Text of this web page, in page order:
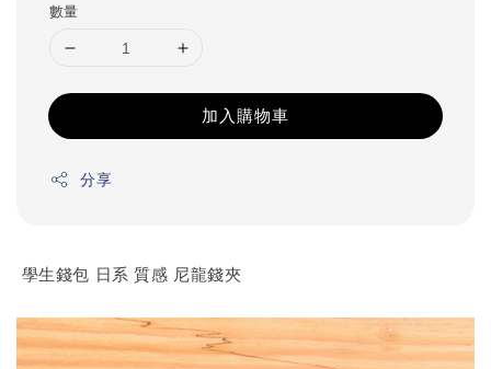
數量
加入購物車
分享
學生錢包 日系 質感 尼龍錢夾